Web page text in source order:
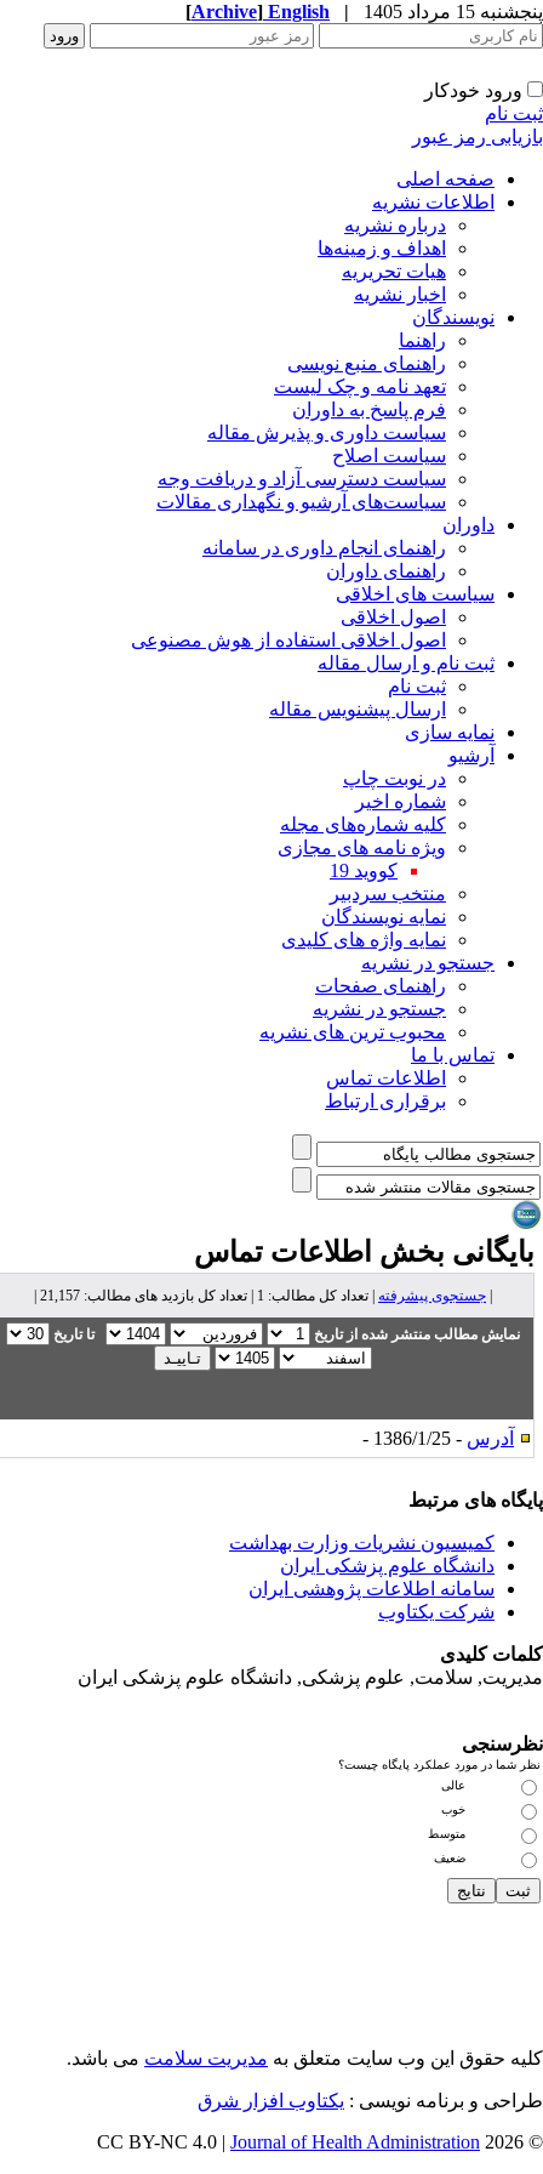
15 مرداد 1405 |
English
[Archive]
ورود خودکار
نام
رمز عبور
صفحه اصلی
اطلاعات نشریه
درباره نشریه
اهداف و زمینه‌ها
هیات تحریریه
اخبار نشریه
نویسندگان
راهنما
راهنمای منبع نویسی
تعهد نامه و چک لیست
فرم پاسخ به داوران
سیاست داوری و پذیرش مقاله
سیاست اصلاح
سیاست دسترسی آزاد و دریافت وجه
سیاست‌های آرشیو و نگهداری مقالات
داوران
راهنمای انجام داوری در سامانه
راهنمای داوران
سیاست های اخلاقی
اصول اخلاقی
اصول اخلاقی استفاده از هوش مصنوعی
ثبت نام و ارسال مقاله
ثبت نام
ارسال پیشنویس مقاله
نمایه سازی
آرشیو
در نوبت چاپ
شماره اخیر
کلیه شماره‌های مجله
ویژه نامه های مجازی
کووید 19
منتخب سردبیر
نمایه نویسندگان
نمایه واژه های کلیدی
جستجو در نشریه
راهنمای صفحات
جستجو در نشریه
محبوب ترین های نشریه
تماس با ما
اطلاعات تماس
برقراری ارتباط
بخش اطلاعات تماس
جستجوی پیشرفته| تعداد کل مطالب: 1 | تعداد کل بازدید های مطالب: 21,157 |
نمایش مطالب منتشر شده از تاریخ تا تاریخ
آدرس- 1386/1/25 -
های مرتبط
کمیسیون نشریات وزارت بهداشت
دانشگاه علوم پزشکی ایران
سامانه اطلاعات پژوهشی ایران
شرکت یکتاوب
کلیدی
سلامت, علوم پزشکی, دانشگاه علوم پزشکی ایران
شما در مورد عملکرد پایگاه چیست؟
عالی
خوب
متوسط
ضعیف
حقوق این وب سایت متعلق بهمدیریت سلامتمی باشد.
و برنامه نویسی : یکتاوب افزار شرق
©
Journal of Health Administration